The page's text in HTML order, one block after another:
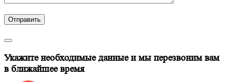
Отправить
Укажите необходимые данные и мы перезвоним вам
в ближайшее время